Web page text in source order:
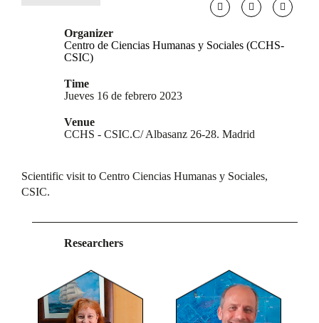
Organizer
Centro de Ciencias Humanas y Sociales (CCHS-
CSIC)
Time
Jueves 16 de febrero 2023
Venue
CCHS - CSIC.C/ Albasanz 26-28. Madrid
Scientific visit to Centro Ciencias Humanas y Sociales,
CSIC.
Researchers